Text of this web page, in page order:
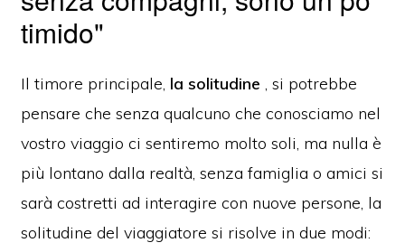
timido"
Il timore principale, la solitudine , si potrebbe
pensare che senza qualcuno che conosciamo nel
vostro viaggio ci sentiremo molto soli, ma nulla è
più lontano dalla realtà, senza famiglia o amici si
sarà costretti ad interagire con nuove persone, la
solitudine del viaggiatore si risolve in due modi: